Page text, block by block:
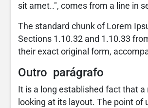
sit amet..", comes from a line in
The standard chunk of Lorem
Sections 1.10.32 and 1.10.33
their exact original form,
Outro parágrafo
It is a long established fact that
looking at its layout. The point